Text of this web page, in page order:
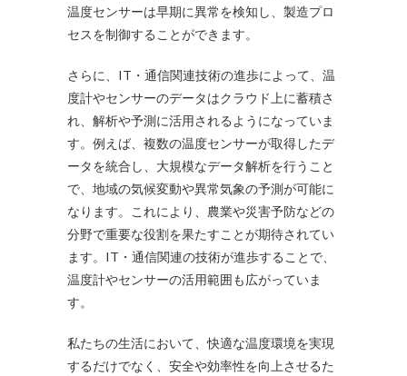
温度センサーは早期に異常を検知し、製造プロ
セスを制御することができます。
さらに、IT・通信関連技術の進歩によって、温
度計やセンサーのデータはクラウド上に蓄積さ
れ、解析や予測に活用されるようになっていま
す。例えば、複数の温度センサーが取得したデ
ータを統合し、大規模なデータ解析を行うこと
で、地域の気候変動や異常気象の予測が可能に
なります。これにより、農業や災害予防などの
分野で重要な役割を果たすことが期待されてい
ます。IT・通信関連の技術が進歩することで、
温度計やセンサーの活用範囲も広がっていま
す。
私たちの生活において、快適な温度環境を実現
するだけでなく、安全や効率性を向上させるた